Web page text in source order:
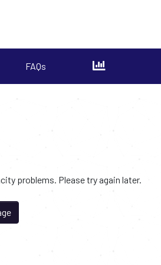
FAQs
problems. Please try again later.